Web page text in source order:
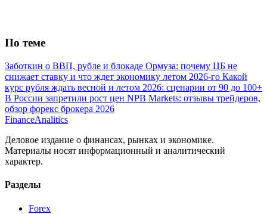
По теме
Заботкин о ВВП, рубле и блокаде Ормуза: почему ЦБ не
снижает ставку и что ждет экономику летом 2026-го Какой
курс рубля ждать весной и летом 2026: сценарии от 90 до 100+
В России запретили рост цен NPB Markets: отзывы трейдеров,
обзор форекс брокера 2026
FinanceAnalitics
Деловое издание о финансах, рынках и экономике.
Материалы носят информационный и аналитический
характер.
Разделы
Forex